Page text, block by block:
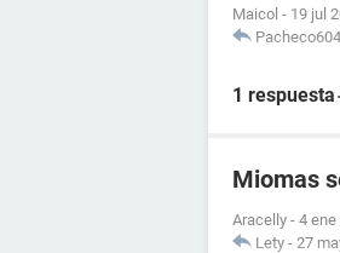
Maicol - 19 jul
Pacheco604
1 respuesta
Miomas
Aracelly - 4 ene
Lety - 27